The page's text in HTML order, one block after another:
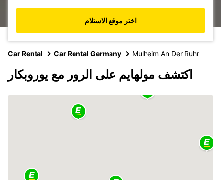
اختر موقع الاستلام
Car Rental Car Rental Germany Mulheim An Der Ruhr
اكتشف مولهايم على الرور مع يوروبكار